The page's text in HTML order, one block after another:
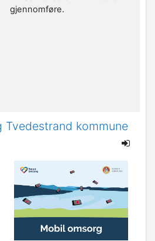
gjennomføre.
Tvedestrand kommune